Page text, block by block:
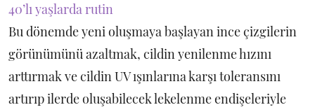
40’lı yaşlarda rutin
Bu dönemde yeni oluşmaya başlayan ince çizgilerin
görünümünü azaltmak, cildin yenilenme hızını
arttırmak ve cildin UV ışınlarına karşı toleransını
artırıp ilerde oluşabilecek lekelenme endişeleriyle